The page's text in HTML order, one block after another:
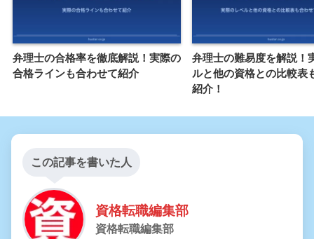
弁理士の合格率を徹底解説！実際の
合格ラインも合わせて紹介
弁理士の難易度を解説！
ルと他の資格との比較表
紹介！
この記事を書いた人
資格転職編集部
資格転職編集部